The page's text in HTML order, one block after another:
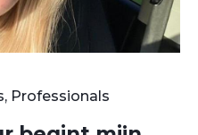
Professionals